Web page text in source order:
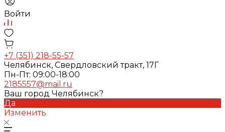
Войти
+7 (351) 218-55-57
Челябинск, Свердловский тракт, 17Г
Пн-Пт: 09:00-18:00
2185557@mail.ru
Ваш город Челябинск?
Да
Изменить